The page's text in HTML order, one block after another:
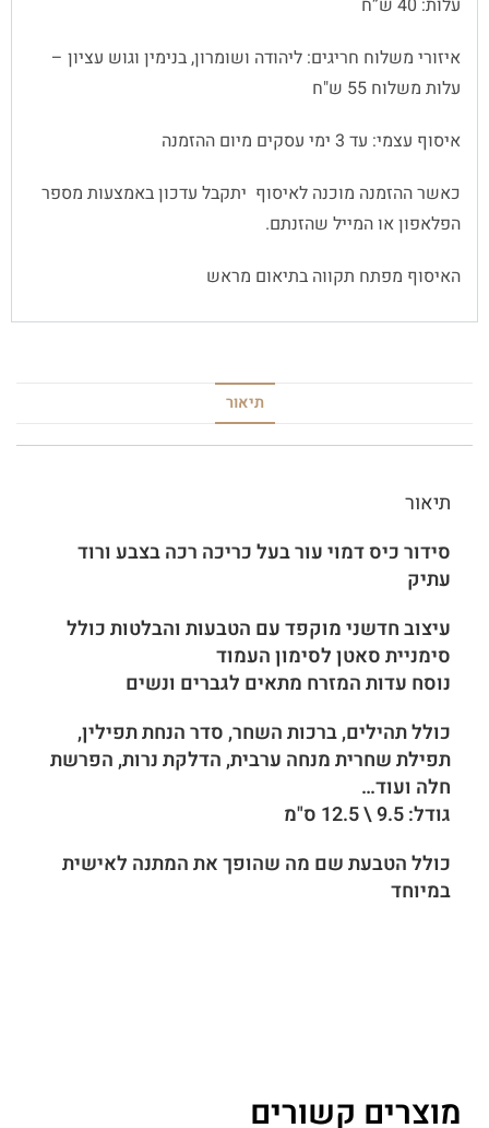
איזורי משלוח חריגים: ליהודה ושומרון, בנימין וגוש עציון –
עלות משלוח 55 ש"ח
איסוף עצמי: עד 3 ימי עסקים מיום ההזמנה
כאשר ההזמנה מוכנה לאיסוף יתקבל עדכון באמצעות מספר
הפלאפון או המייל שהזנתם.
האיסוף מפתח תקווה בתיאום מראש
תיאור
תיאור
סידור כיס דמוי עור בעל כריכה רכה בצבע ורוד
עתיק
עיצוב חדשני מוקפד עם הטבעות והבלטות כולל
סימניית סאטן לסימון העמוד
נוסח עדות המזרח מתאים לגברים ונשים
כולל תהילים, ברכות השחר, סדר הנחת תפילין,
תפילת שחרית מנחה ערבית, הדלקת נרות, הפרשת
חלה ועוד…
גודל: 9.5 \ 12.5 ס"מ
כולל הטבעת שם מה שהופך את המתנה לאישית
במיוחד
מוצרים קשורים